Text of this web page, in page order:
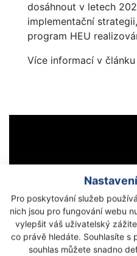
Pro poskytování služeb
nich jsou pro fungování webu
vylepšit váš uživatelský
co právě hledáte. Souhlasíte s
souhlas můžete snadno
dosáhnout v letech
implementační
program HEU
Více informací v článku